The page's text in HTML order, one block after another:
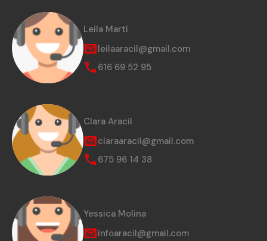
Leila Martí
leilaaracil@gmail.com
616 69 52 95
Clara Aracil
claraaracil@gmail.com
675 96 14 38
Yessica Molina
infoaracil@gmail.com